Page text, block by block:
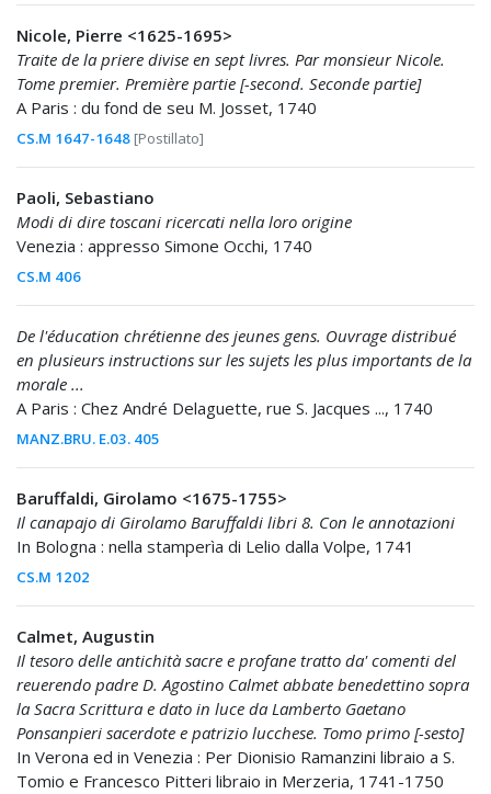
Nicole, Pierre <1625-1695>
Traite de la priere divise en sept livres. Par monsieur Nicole.
Tome premier. Première partie [-second. Seconde partie]
A Paris : du fond de seu M. Josset, 1740
CS.M 1647-1648 [Postillato]
Paoli, Sebastiano
Modi di dire toscani ricercati nella loro origine
Venezia : appresso Simone Occhi, 1740
CS.M 406
De l'éducation chrétienne des jeunes gens. Ouvrage distribué
en plusieurs instructions sur les sujets les plus importants de la
morale ...
A Paris : Chez André Delaguette, rue S. Jacques ..., 1740
MANZ.BRU. E.03. 405
Baruffaldi, Girolamo <1675-1755>
Il canapajo di Girolamo Baruffaldi libri 8. Con le annotazioni
In Bologna : nella stamperìa di Lelio dalla Volpe, 1741
CS.M 1202
Calmet, Augustin
Il tesoro delle antichità sacre e profane tratto da' comenti del
reuerendo padre D. Agostino Calmet abbate benedettino sopra
la Sacra Scrittura e dato in luce da Lamberto Gaetano
Ponsanpieri sacerdote e patrizio lucchese. Tomo primo [-sesto]
In Verona ed in Venezia : Per Dionisio Ramanzini libraio a S.
Tomio e Francesco Pitteri libraio in Merzeria, 1741-1750